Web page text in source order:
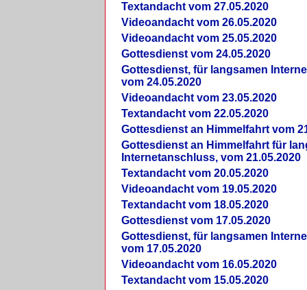
Textandacht vom 27.05.2020
Videoandacht vom 26.05.2020
Videoandacht vom 25.05.2020
Gottesdienst vom 24.05.2020
Gottesdienst, für langsamen
vom 24.05.2020
Videoandacht vom 23.05.2020
Textandacht vom 22.05.2020
Gottesdienst an Himmelfahrt vom
Gottesdienst an Himmelfahrt für
Internetanschluss, vom 21.05.2020
Textandacht vom 20.05.2020
Videoandacht vom 19.05.2020
Textandacht vom 18.05.2020
Gottesdienst vom 17.05.2020
Gottesdienst, für langsamen
vom 17.05.2020
Videoandacht vom 16.05.2020
Textandacht vom 15.05.2020